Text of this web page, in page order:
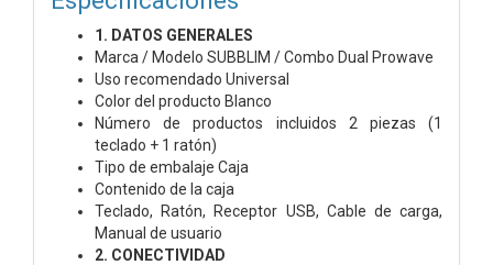
1. DATOS GENERALES
Marca / Modelo SUBBLIM / Combo Dual Prowave
Uso recomendado Universal
Color del producto Blanco
Número de productos incluidos 2 piezas (1
teclado + 1 ratón)
Tipo de embalaje Caja
Contenido de la caja
Teclado, Ratón, Receptor USB, Cable de carga,
Manual de usuario
2. CONECTIVIDAD